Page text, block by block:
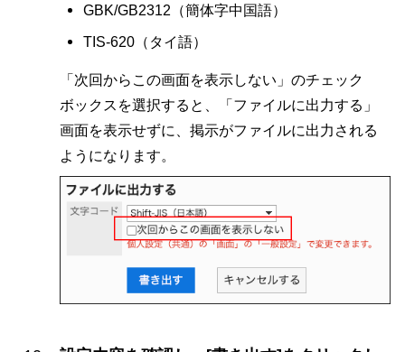
GBK/GB2312（簡体字中国語）
TIS-620（タイ語）
「次回からこの画面を表示しない」のチェック
ボックスを選択すると、「ファイルに出力する」
画面を表示せずに、掲示がファイルに出力される
ようになります。